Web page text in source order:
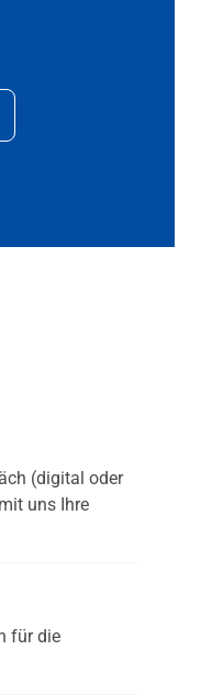
(digital oder
uns Ihre
für die